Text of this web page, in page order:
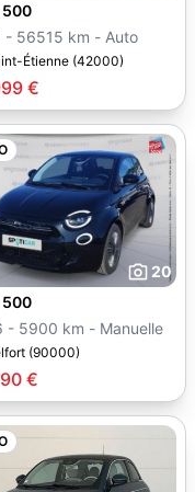
€
FIAT 500
2021 - 56515 km - Auto
Étienne (42000)
20
€
FIAT 500
2026 - 5900 km - Manuelle
(90000)